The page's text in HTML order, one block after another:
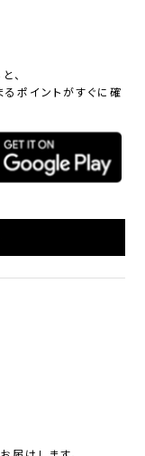
、
ポイントがすぐに確